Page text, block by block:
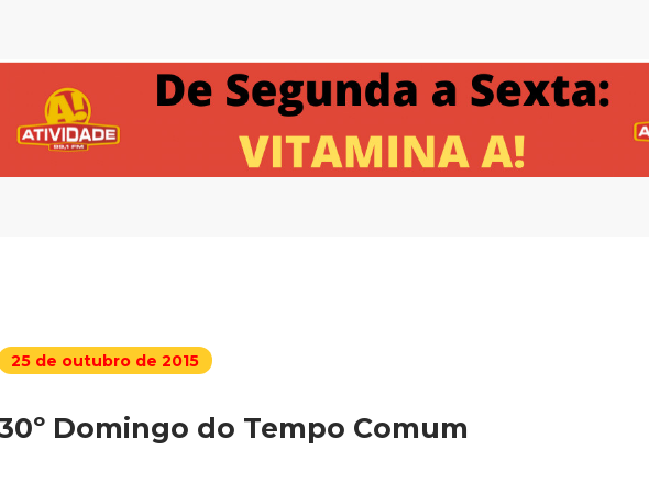
25 de outubro de 2015
Domingo do Tempo Comum